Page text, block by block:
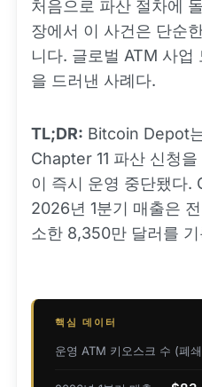
처음으로 파산 절차에
장에서 이 사건은 단순
니다. 글로벌 ATM 사업
을 드러낸 사례다.
TL;DR: Bitcoin Depot
Chapter 11 파산 신청
이 즉시 운영 중단됐다.
2026년 1분기 매출은
소한 8,350만 달러를
핵심 데이터
운영 ATM 키오스크 수 (폐